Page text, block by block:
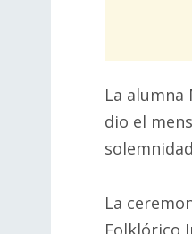
La alumna
dio el
La